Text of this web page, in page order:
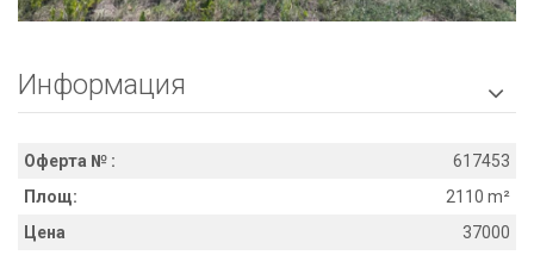
Информация 
Оферта № :
617453
Площ:
2110 m²
Цена
37000